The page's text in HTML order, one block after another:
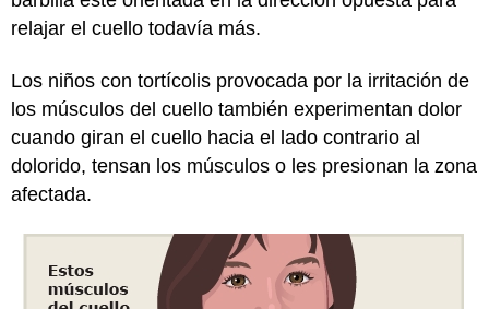
relajar el cuello todavía más.
Los niños con tortícolis provocada por la irritación de
los músculos del cuello también experimentan dolor
cuando giran el cuello hacia el lado contrario al
dolorido, tensan los músculos o les presionan la zona
afectada.